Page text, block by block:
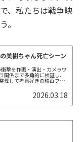
、私たちは戦争映
。
美樹ちゃん死亡シーン
撃を作画・演出・カメラワ
係まで多角的に検証し、
理して考察好きの映画ファ
残る悲劇の構造を丁寧に解
2026.03.18